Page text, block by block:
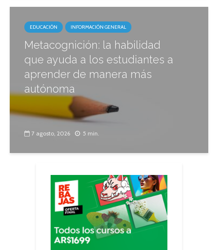
EDUCACIÓN INFORMACIÓN GENERAL
Metacognición: la habilidad
que ayuda a los estudiantes a
aprender de manera más
autónoma
7 agosto, 2026 5 min.